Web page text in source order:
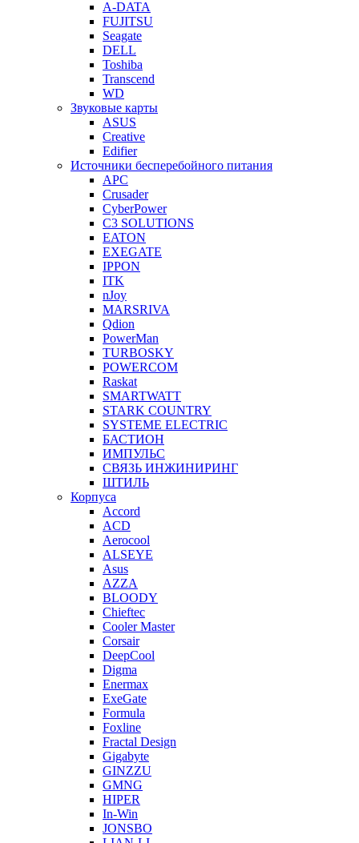
A-DATA
FUJITSU
Seagate
DELL
Toshiba
Transcend
WD
Звуковые карты
ASUS
Creative
Edifier
Источники бесперебойного питания
APC
Crusader
CyberPower
C3 SOLUTIONS
EATON
EXEGATE
IPPON
ITK
nJoy
MARSRIVA
Qdion
PowerMan
TURBOSKY
POWERCOM
Raskat
SMARTWATT
STARK COUNTRY
SYSTEME ELECTRIC
БАСТИОН
ИМПУЛЬС
СВЯЗЬ ИНЖИНИРИНГ
ШТИЛЬ
Корпуса
Accord
ACD
Aerocool
ALSEYE
Asus
AZZA
BLOODY
Chieftec
Cooler Master
Corsair
DeepCool
Digma
Enermax
ExeGate
Formula
Foxline
Fractal Design
Gigabyte
GINZZU
GMNG
HIPER
In-Win
JONSBO